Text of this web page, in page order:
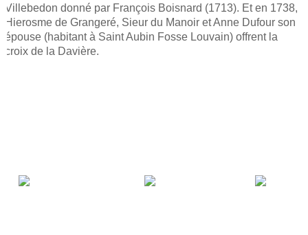
Villebedon donné par François Boisnard (1713). Et en 1738,
Hierosme de Grangeré, Sieur du Manoir et Anne Dufour son
épouse (habitant à Saint Aubin Fosse Louvain) offrent la
croix de la Davière.